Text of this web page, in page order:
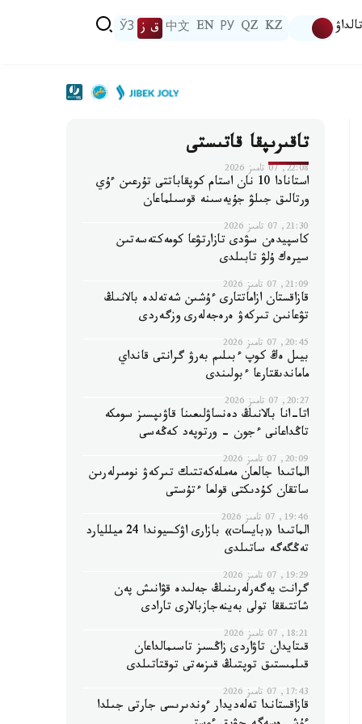
تالداۋ KZ
QZ
РУ
EN
中文 ق ز ЎЗ
تاقىرىپقا قاتىستى
22:08, 07 تامىز 2026
استانادا 10 نان استام كوپقاباتتى تۇرعىن ءۇي
ورتالىق جىلۋ جۇيەسىنە قوسىلماعان
21:30, 07 تامىز 2026
كاسپيدەن سۋدى تازارتۋعا كومەكتەسەتىن
سيرەك ۇلۋ تابىلدى
21:09, 07 تامىز 2026
قازاقستان ازاماتتارى ءۇشىن شەتەلدە بالانىڭ
تۋعانىن تىركەۋ ەرەجەلەرى وزگەردى
20:45, 07 تامىز 2026
بيىل ەڭ كوپ ءبىلىم بەرۋ گرانتى قانداي
ماماندىقتارعا ءبولىندى
20:27, 07 تامىز 2026
اتا-انا بالانىڭ دەنساۋلىعىنا قاۋىپسىز سومكە
تاڭداعانى ءجون - ورتوپەد كەڭەسى
20:09, 07 تامىز 2026
الماتىدا جالعان مەملەكەتتىك تىركەۋ نومىرلەرىن
ساتقان كۇدىكتى قولعا ءتۇستى
19:46, 07 تامىز 2026
الماتىدا «بايسات» بازارى اۋكسيوندا 24 ميلليارد
تەڭگەگە ساتىلدى
19:29, 07 تامىز 2026
گرانت يەگەرلەرىنىڭ جەلىدە قۋانىش پەن
شاتتىققا تولى بەينەجازبالارى تارادى
18:21, 07 تامىز 2026
قىتايدان تاۋاردى زاڭسىز تاسىمالداعان
قىلمىستىق توپتىڭ قىزمەتى توقتاتىلدى
17:43, 07 تامىز 2026
قازاقستاندا تەلەديدار ءوندىرىسى جارتى جىلدا